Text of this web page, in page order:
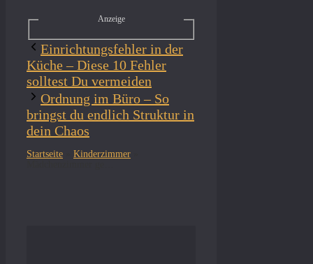
Anzeige
Einrichtungsfehler in der
Küche – Diese 10 Fehler
solltest Du vermeiden
Ordnung im Büro – So
bringst du endlich Struktur in
dein Chaos
Startseite Kinderzimmer